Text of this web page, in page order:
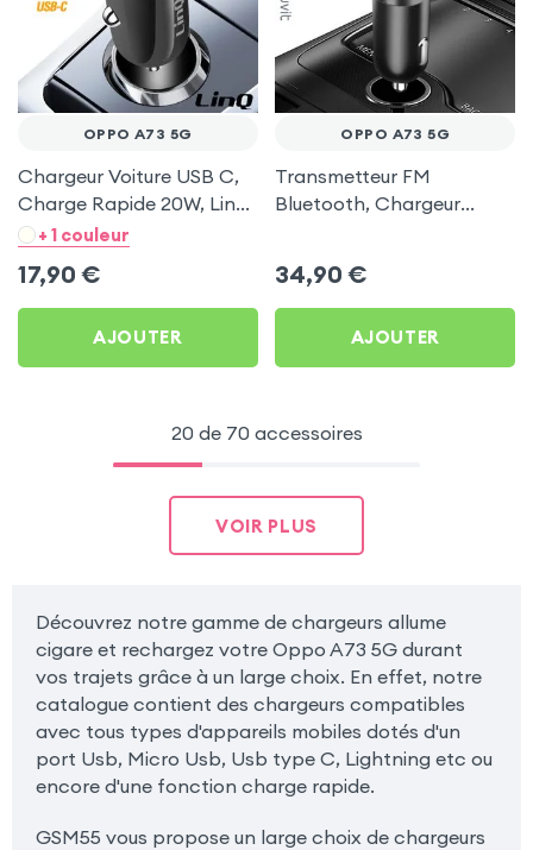
OPPO A73 5G
Chargeur Voiture USB C,
Charge Rapide 20W, LinQ
- Noir pour Oppo A73 5G
+ 1 couleur
17,90 €
AJOUTER
OPPO A73 5G
Transmetteur FM
Bluetooth, Chargeur
34,90 €
AJOUTER
20 de 70 accessoires
VOIR PLUS
Découvrez notre gamme de chargeurs allume
cigare et rechargez votre Oppo A73 5G durant
vos trajets grâce à un large choix. En effet, notre
catalogue contient des chargeurs compatibles
avec tous types d'appareils mobiles dotés d'un
port Usb, Micro Usb, Usb type C, Lightning etc ou
encore d'une fonction charge rapide.
GSM55 vous propose un large choix de chargeurs